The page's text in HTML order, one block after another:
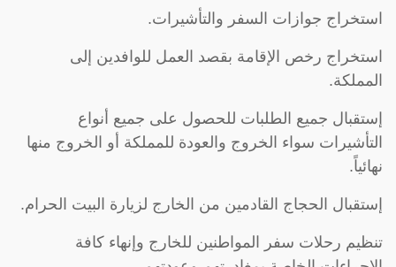
استخراج جوازات السفر والتأشيرات.
استخراج رخص الإقامة بقصد العمل للوافدين إلى
المملكة.
إستقبال جميع الطلبات للحصول على جميع أنواع
التأشيرات سواء الخروج والعودة للمملكة أو الخروج منها
نهائياً.
إستقبال الحجاج القادمين من الخارج لزيارة البيت الحرام.
تنظيم رحلات سفر المواطنين للخارج وإنهاء كافة